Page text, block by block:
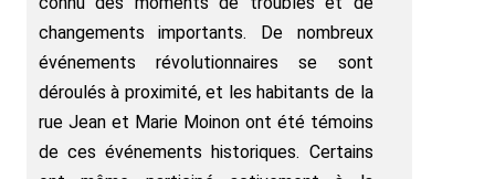
changements importants. De nombreux
événements révolutionnaires se sont
déroulés à proximité, et les habitants de la
rue Jean et Marie Moinon ont été témoins
de ces événements historiques. Certains